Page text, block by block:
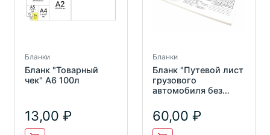
Бланки
Бланк "Товарный
чек" А6 100л
13,00
Бланки
Бланк "Путевой лист
грузового
автомобиля без
(200х272мм),
СКЛЕЙКА 1
60,00